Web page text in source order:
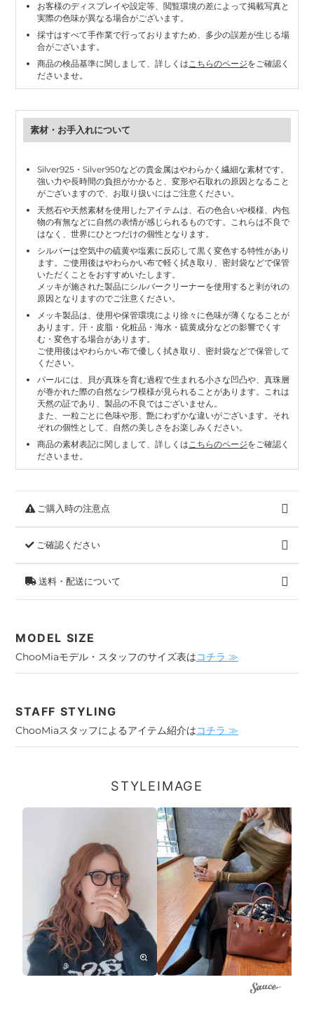
お客様のディスプレイや設定等、閲覧環境の差によって掲載写真と
実際の色味が異なる場合がございます。
採寸はすべて手作業で行っておりますため、多少の誤差が生じる場
合がございます。
商品の検品基準に関しまして、詳しくは こちらのページをご確認く
ださいませ。
素材・お手入れについて
Silver925・Silver950などの貴金属はやわらかく繊細な素材です。
強い力や長時間の負担がかかると、変形や石取れの原因となること
がございますので、お取り扱いにはご注意ください。
天然石や天然素材を使用したアイテムは、石の色合いや模様、内包
物の有無などに自然の表情が感じられるものです。これらは不良で
はなく、世界にひとつだけの個性となります。
シルバーは空気中の硫黄や塩素に反応して黒く変色する特性があり
ます。ご使用後はやわらかい布で軽く拭き取り、密封袋などで保管
いただくことをおすすめいたします。
メッキが施された製品にシルバークリーナーを使用すると剥がれの
原因となりますのでご注意ください。
メッキ製品は、使用や保管環境により徐々に色味が薄くなることが
あります。汗・皮脂・化粧品・海水・硫黄成分などの影響でくす
む・変色する場合があります。
ご使用後はやわらかい布で優しく拭き取り、密封袋などで保管して
ください。
パールには、貝が真珠を育む過程で生まれる小さな凹凸や、真珠層
が巻かれた際の自然なシワ模様が見られることがあります。これは
天然の証であり、製品の不良ではございません。
また、一粒ごとに色味や形、艶にわずかな違いがございます。それ
ぞれの個性として、自然の美しさをお楽しみください。
商品の素材表記に関しまして、詳しくはこちらのページをご確認く
ださいませ。
ご購入時の注意点
ご確認ください
送料・配送について
MODEL SIZE
ChooMiaモデル・スタッフのサイズ表はコチラ ≫
STAFF STYLING
ChooMiaスタッフによるアイテム紹介はコチラ ≫
STYLEIMAGE